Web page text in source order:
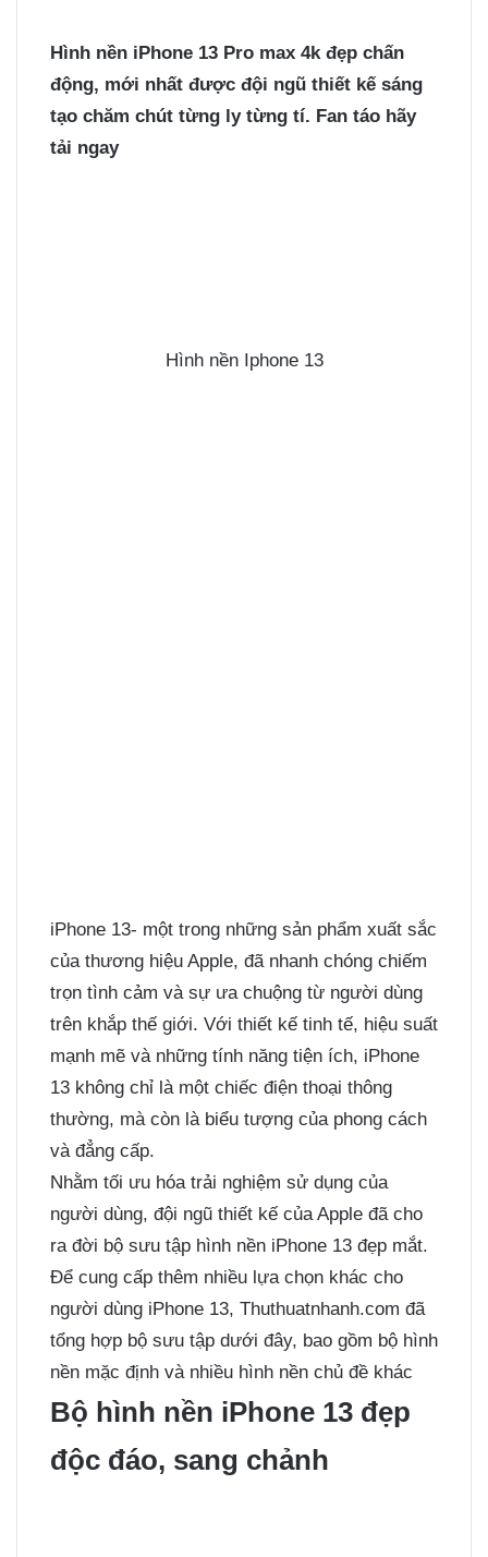
Hình nền iPhone 13 Pro max 4k đẹp chấn
động, mới nhất được đội ngũ thiết kế sáng
tạo chăm chút từng ly từng tí. Fan táo hãy
tải ngay
Hình nền Iphone 13
iPhone 13- một trong những sản phẩm xuất sắc
của thương hiệu Apple, đã nhanh chóng chiếm
trọn tình cảm và sự ưa chuộng từ người dùng
trên khắp thế giới. Với thiết kế tinh tế, hiệu suất
mạnh mẽ và những tính năng tiện ích, iPhone
13 không chỉ là một chiếc điện thoại thông
thường, mà còn là biểu tượng của phong cách
và đẳng cấp.
Nhằm tối ưu hóa trải nghiệm sử dụng của
người dùng, đội ngũ thiết kế của Apple đã cho
ra đời bộ sưu tập hình nền iPhone 13 đẹp mắt.
Để cung cấp thêm nhiều lựa chọn khác cho
người dùng iPhone 13, Thuthuatnhanh.com đã
tổng hợp bộ sưu tập dưới đây, bao gồm bộ hình
nền mặc định và nhiều hình nền chủ đề khác
Bộ hình nền iPhone 13 đẹp
độc đáo, sang chảnh